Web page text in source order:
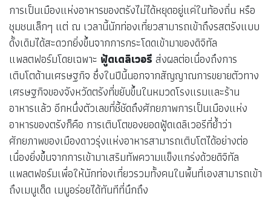
การเป็นเมืองแห่งอาหารของตรังไม่ได้หยุดอยู่แค่ในท้องถิ่น หรือ
ชุมชนเล็กๆ แต่ ณ เวลานี้นักท่องเที่ยวสามารถเข้าถึงรสตรังแบบ
ดั้งเดิมได้สะดวกยิ่งขึ้นจากการกระโดดเข้ามาของดิจิทัล
แพลตฟอร์มโดยเฉพาะ ฟู้ดเดลิเวอรี ส่งผลต่อเนื่องถึงการ
เติบโตด้านเศรษฐกิจ ซึ่งในปีนี้นอกจากสัญญาณการขยายตัวทาง
เศรษฐกิจของจังหวัดตรังที่ขยับขึ้นในหมวดโรงแรมและร้าน
อาหารแล้ว อีกหนึ่งตัวเลขที่ชี้ชัดถึงศักยภาพการเป็นเมืองแห่ง
อาหารของตรังก็คือ การเติบโตของยอดฟู้ดเดลิเวอรีที่ย้ำว่า
ศักยภาพของเมืองดาวรุ่งแห่งอาหารสามารถเติบโตได้อย่างต่อ
เนื่องยิ่งขึ้นจากการเข้ามาเสริมทัพความแข็งแกร่งด้วยดิจิทัล
แพลตฟอร์มเพื่อให้นักท่องเที่ยวรวมทั้งคนในพื้นที่เองสามารถเข้า
ถึงเมนูเด็ด เมนูอร่อยได้ทันทีที่นึกถึง